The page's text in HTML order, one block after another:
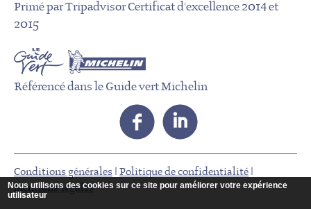
Primé par Tripadvisor Certificat d'excellence 2014 et
2015
Référencé dans le Guide vert Michelin
Conditions générales | Politique de confidentialité |
Mentions légales
Nous utilisons des cookies sur ce site pour améliorer votre expérience
utilisateur